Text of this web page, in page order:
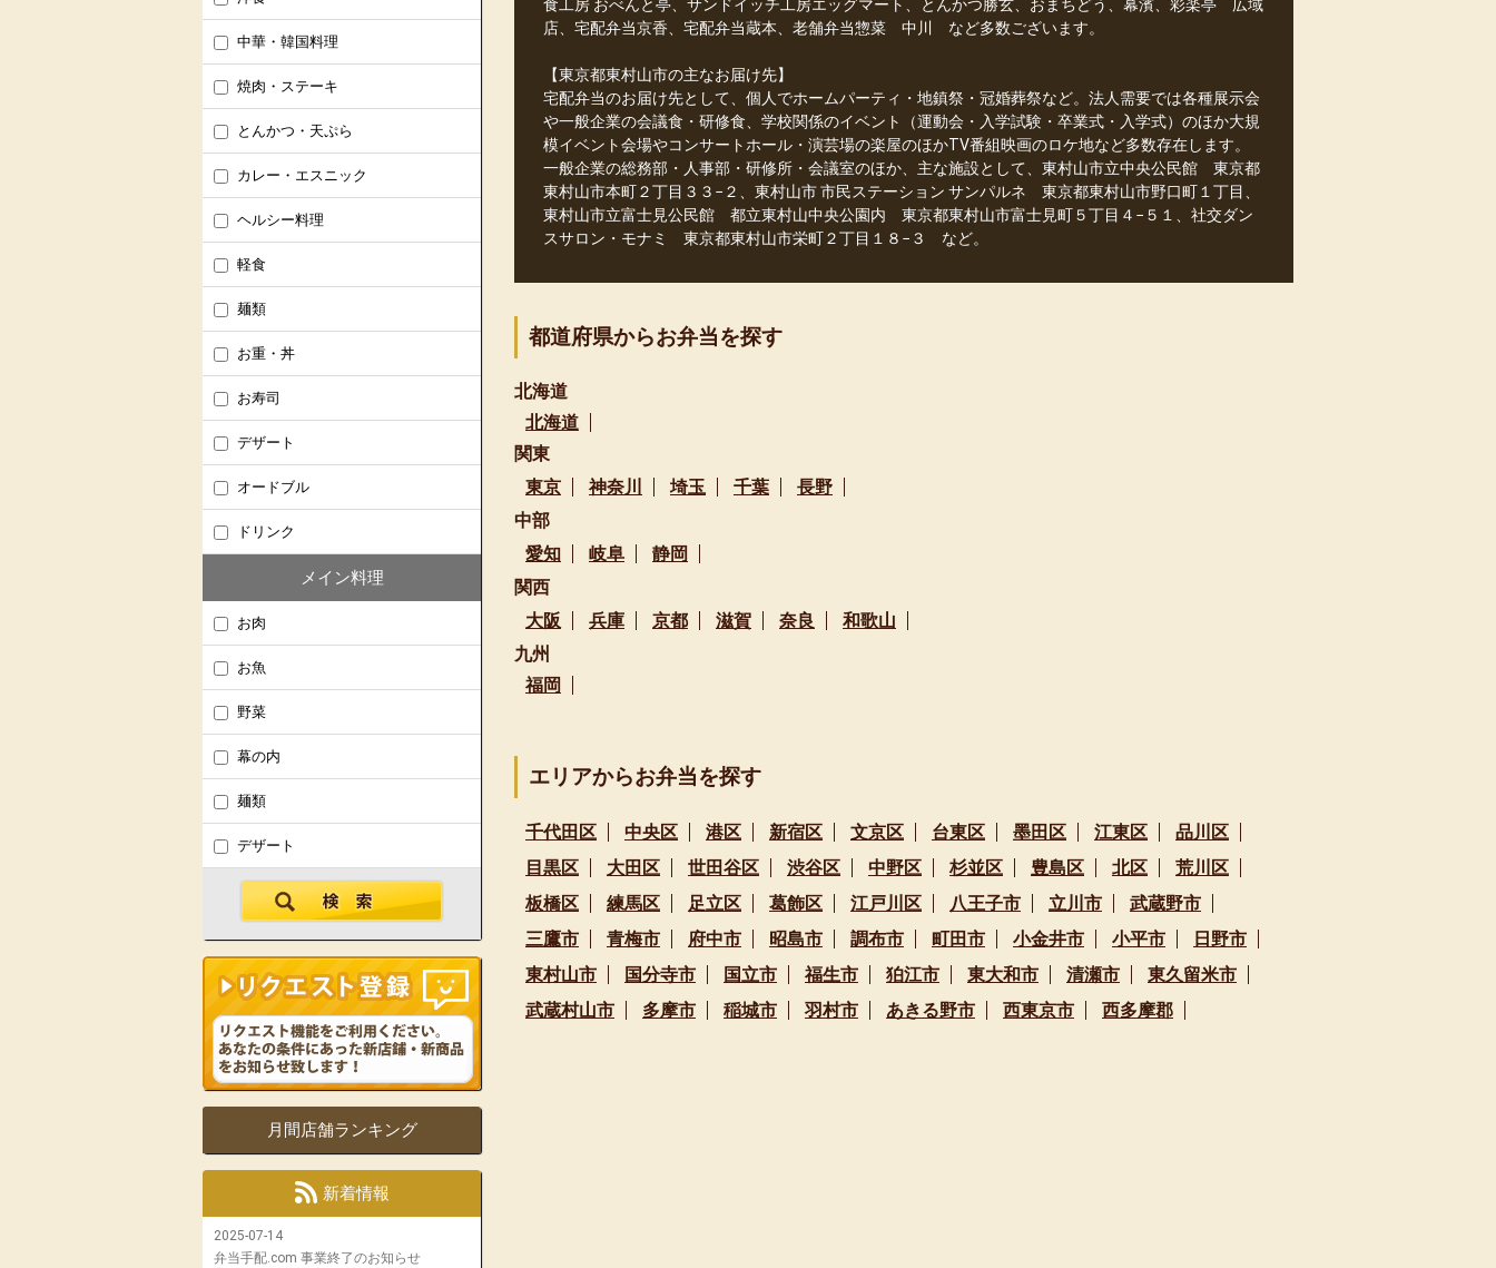
中華・韓国料理
焼肉・ステーキ
とんかつ・天ぷら
カレー・エスニック
ヘルシー料理
軽食
麺類
お重・丼
お寿司
デザート
オードブル
ドリンク
メイン料理
お肉
お魚
野菜
幕の内
麺類
デザート
月間店舗ランキング
新着情報
2025-07-14
弁当手配.com 事業終了のお知らせ
食工房 おべんと亭、サンドイッチ工房エッグマート、とんかつ勝玄、おまちどう、幕濱、彩楽亭 広域
店、宅配弁当京香、宅配弁当蔵本、老舗弁当惣菜 中川 など多数ございます。
【東京都東村山市の主なお届け先】
宅配弁当のお届け先として、個人でホームパーティ・地鎮祭・冠婚葬祭など。法人需要では各種展示会
や一般企業の会議食・研修食、学校関係のイベント（運動会・入学試験・卒業式・入学式）のほか大規
模イベント会場やコンサートホール・演芸場の楽屋のほかTV番組映画のロケ地など多数存在します。
一般企業の総務部・人事部・研修所・会議室のほか、主な施設として、東村山市立中央公民館 東京都
東村山市本町２丁目３３−２、東村山市 市民ステーション サンパルネ 東京都東村山市野口町１丁目、
東村山市立富士見公民館 都立東村山中央公園内 東京都東村山市富士見町５丁目４−５１、社交ダン
スサロン・モナミ 東京都東村山市栄町２丁目１８−３ など。
都道府県からお弁当を探す
北海道
北海道
関東
東京 神奈川 埼玉 千葉 長野
中部
愛知 岐阜 静岡
関西
大阪 兵庫 京都 滋賀 奈良 和歌山
九州
福岡
エリアからお弁当を探す
千代田区 中央区 港区 新宿区 文京区 台東区 墨田区 江東区
品川区
目黒区
大田区 世田谷区 渋谷区 中野区 杉並区 豊島区 北区
荒川区
板橋区
練馬区 足立区 葛飾区 江戸川区 八王子市 立川市
武蔵野市
三鷹市
青梅市 府中市 昭島市 調布市 町田市 小金井市 小平市
日野市
東村山市
国分寺市 国立市 福生市 狛江市 東大和市 清瀬市
東久留米市
武蔵村山市
多摩市 稲城市 羽村市 あきる野市 西東京市 西多摩郡